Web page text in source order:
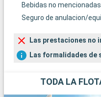
Bebidas no
Seguro de anulacion/
Las prestaciones no
Las formalidades de
TODA LA